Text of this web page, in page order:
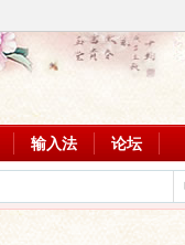
输入法 论坛